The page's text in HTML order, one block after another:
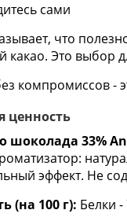
сами
что
какао. Это выбор
компромиссов -
ценность
шоколада 33%
эффект. Не
(на 100 г): Белки